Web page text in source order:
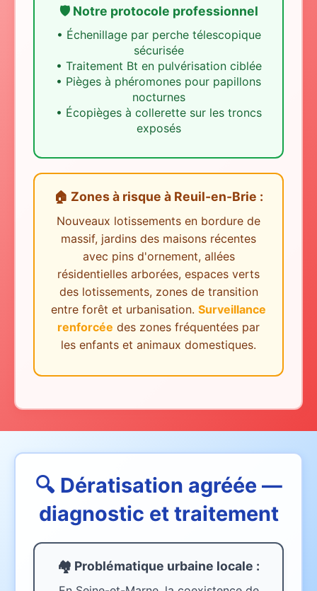
🛡️ Notre protocole professionnel
• Échenillage par perche télescopique
sécurisée
• Traitement Bt en pulvérisation ciblée
• Pièges à phéromones pour papillons
nocturnes
• Écopièges à collerette sur les troncs
exposés
🏠 Zones à risque à Reuil-en-Brie :
Nouveaux lotissements en bordure de
massif, jardins des maisons récentes
avec pins d'ornement, allées
résidentielles arborées, espaces verts
des lotissements, zones de transition
entre forêt et urbanisation. Surveillance
renforcée des zones fréquentées par
les enfants et animaux domestiques.
🔍 Dératisation agréée —
diagnostic et traitement
🏘️ Problématique urbaine locale :